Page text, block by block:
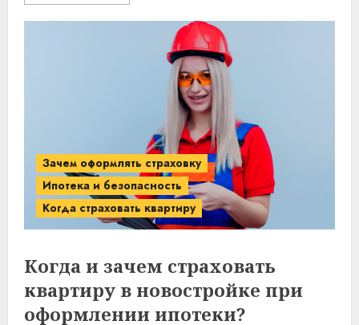
Зачем оформлять страховку
Ипотека и безопасность
Когда страховать квартиру
Когда и зачем страховать
квартиру в новостройке при
оформлении ипотеки?